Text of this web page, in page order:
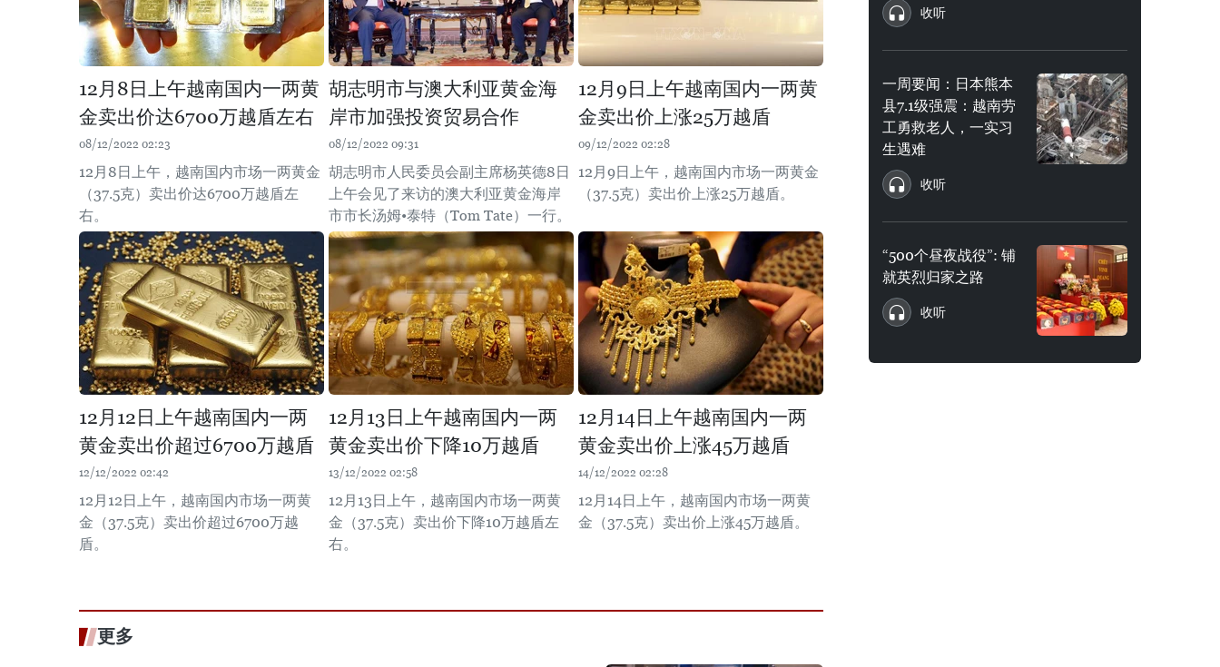
12月8日上午越南国内一两黄
金卖出价达6700万越盾左右
08/12/2022 02:23
12月8日上午，越南国内市场一两黄金
（37.5克）卖出价达6700万越盾左
右。
胡志明市与澳大利亚黄金海
岸市加强投资贸易合作
08/12/2022 09:31
胡志明市人民委员会副主席杨英德8日
上午会见了来访的澳大利亚黄金海岸
市市长汤姆•泰特（Tom Tate）一行。
12月9日上午越南国内一两黄
金卖出价上涨25万越盾
09/12/2022 02:28
12月9日上午，越南国内市场一两黄金
（37.5克）卖出价上涨25万越盾。
12月12日上午越南国内一两
黄金卖出价超过6700万越盾
12/12/2022 02:42
12月12日上午，越南国内市场一两黄
金（37.5克）卖出价超过6700万越
盾。
12月13日上午越南国内一两
黄金卖出价下降10万越盾
13/12/2022 02:58
12月13日上午，越南国内市场一两黄
金（37.5克）卖出价下降10万越盾左
右。
12月14日上午越南国内一两
黄金卖出价上涨45万越盾
14/12/2022 02:28
12月14日上午，越南国内市场一两黄
金（37.5克）卖出价上涨45万越盾。
更多
收听
一周要闻：日本熊本
县7.1级强震：越南劳
工勇救老人，一实习
生遇难
收听
“500个昼夜战役”: 铺
就英烈归家之路
收听